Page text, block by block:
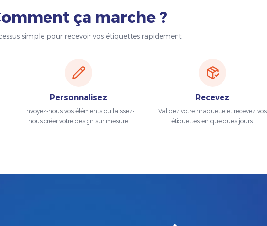
ça marche ?
simple pour recevoir vos étiquettes rapidement
Personnalisez
Envoyez-nous vos éléments ou laissez-
nous créer votre design sur mesure.
Recevez
Validez votre maquette et recevez vos
étiquettes en quelques jours.